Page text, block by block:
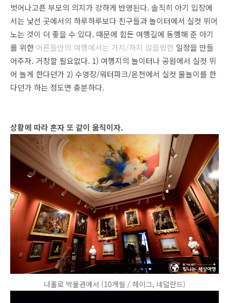
벗어나고픈 부모의 의지가 강하게 반영된다. 솔직히 아기 입장에
서는 낯선 곳에서의 하루하루보다 친구들과 놀이터에서 실컷 뛰어
노는 것이 더 좋을 수 있다. 때문에 힘든 여행길에 동행해 준 아기
를 위한 어른들만의 여행에서는 가지/하지 않을법한 일정을 만들
어주자. 거창할 필요없다. 1) 여행지의 놀이터나 공원에서 실컷 뛰
어 놀게 한다던가 2) 수영장/워터파크/온천에서 실컷 물놀이를 한
다던가 하는 정도면 충분하다.
상황에 따라 혼자 또 같이 움직이자.
나홀로 박물관에서 (10개월 / 헤이그, 네덜란드)